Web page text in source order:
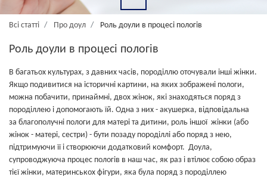
Всі статті Про доул Роль доули в процесі пологів
Роль доули в процесі пологів
В багатьох культурах, з давних часів, породіллю оточували інші жінки.
Якщо подивитися на історичні картини, на яких зображені пологи,
можна побачити, принаймні, двох жінок, які знаходяться поряд з
породіллею і допомогають їй. Одна з них - акушерка, відповідальна
за благополучні пологи для матері та дитини, роль іншої жінки (або
жінок - матері, сестри) - бути позаду породіллі або поряд з нею,
підтримуючи її і створюючи додатковий комфорт. Доула,
супроводжуюча процес пологів в наш час, як раз і втілює собою образ
тієї жінки, материнськох фігури, яка була поряд з породіллею